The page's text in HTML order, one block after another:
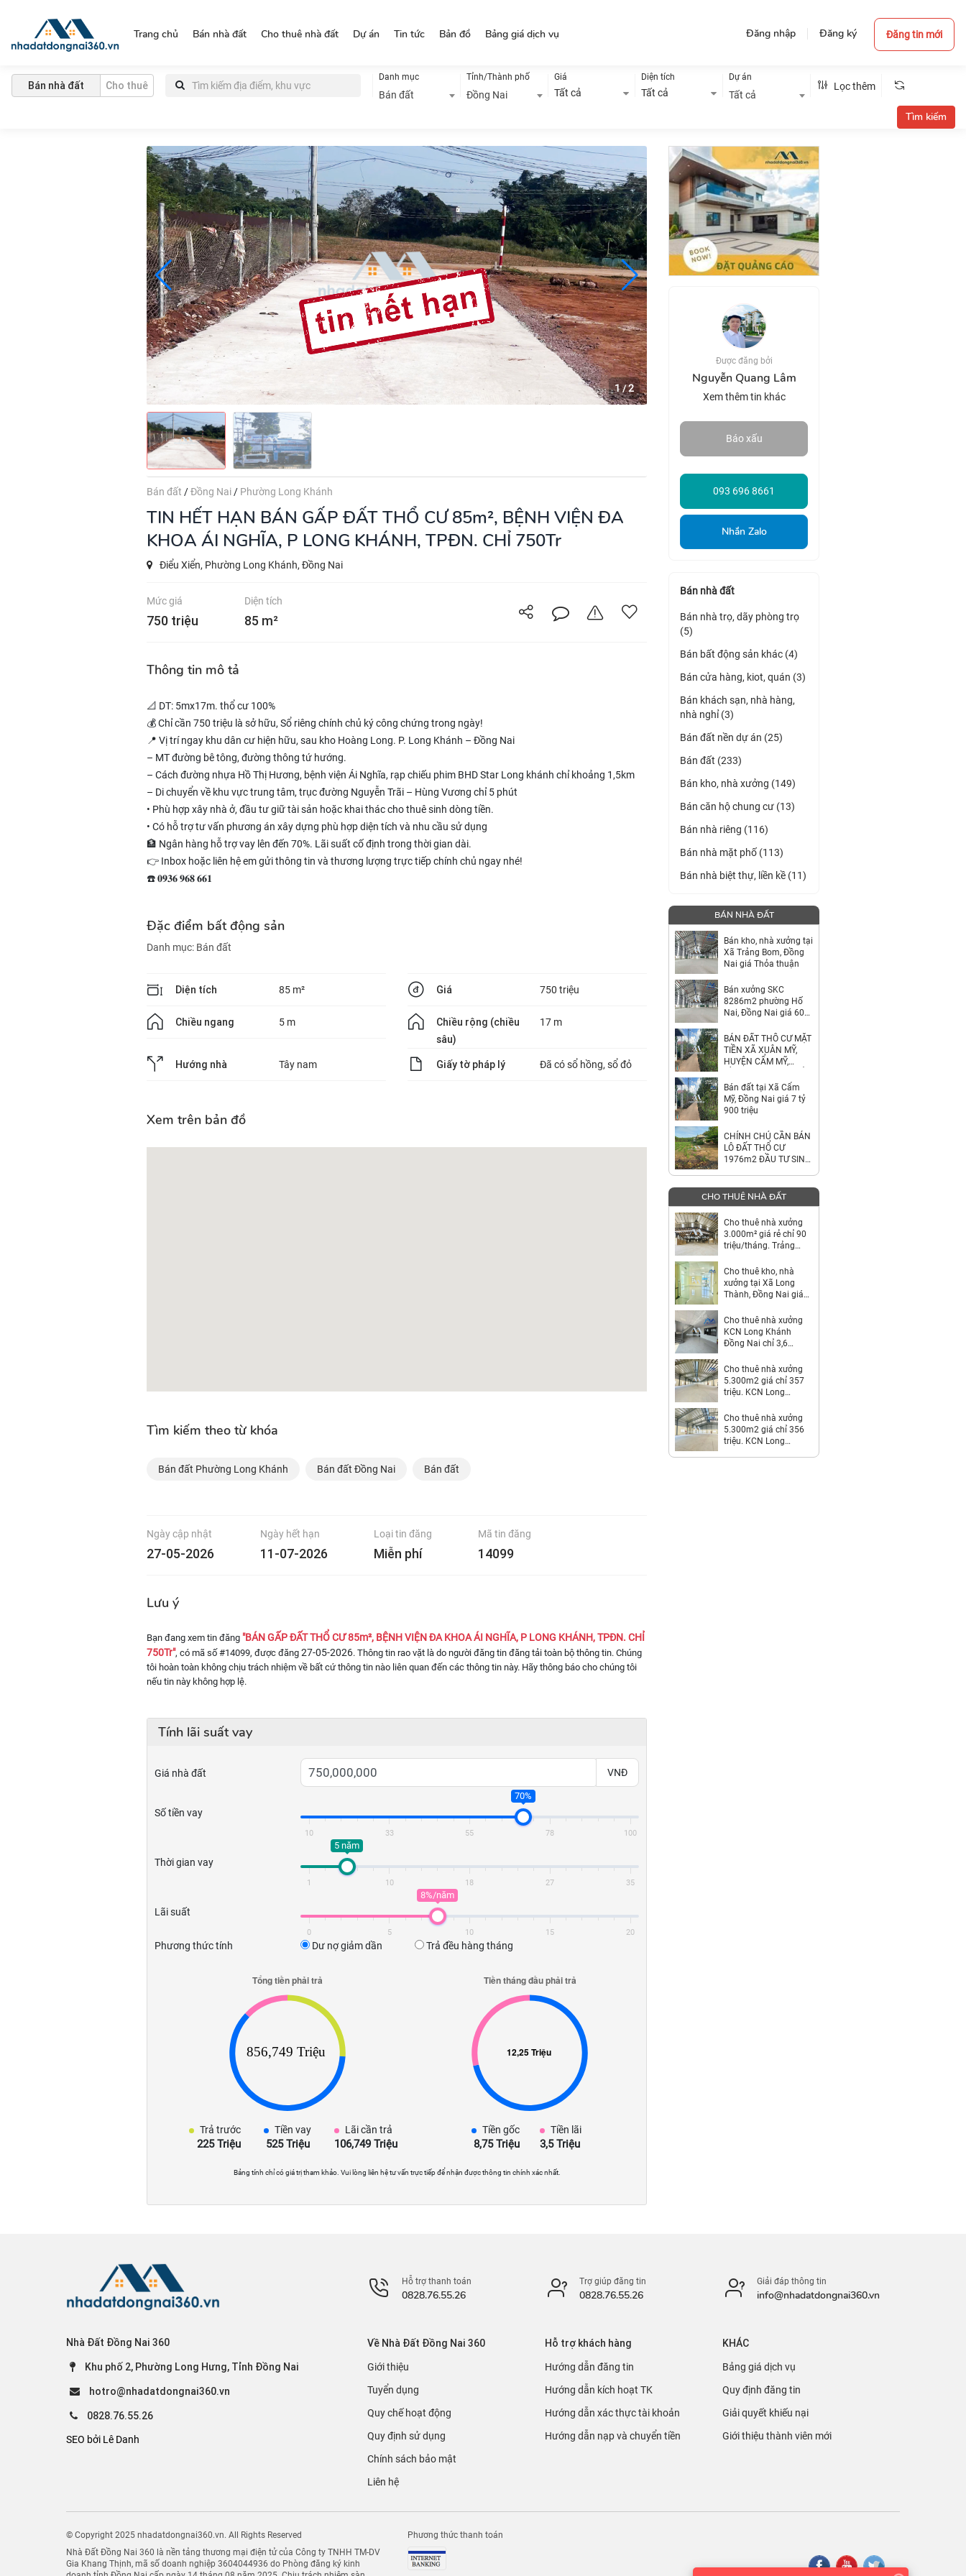
Đăng nhập Đăng ký Đăng tin mới
Trang chủ Bán nhà đất Cho thuê nhà đất Dự án Tin tức Bản đồ Bảng giá dịch vụ
Bán nhà đất Cho thuê
Danh mục
Bán đất
Tỉnh/Thành phố
Đồng Nai
Giá
Tất cả
Diện tích
Tất cả
Dự án
Tất cả
Lọc thêm
1/2
Bán đất /Đồng Nai / Phường Long Khánh
TIN HẾT HẠN BÁN GẤP ĐẤT THỔ CƯ 85m², BỆNH VIỆN ĐA
KHOA ÁI NGHĨA, P LONG KHÁNH, TPĐN. CHỈ 750Tr
Điểu Xiển, Phường Long Khánh, Đồng Nai
Mức giá
750 triệu
Diện tích
85 m²
Thông tin mô tả
📐 DT: 5mx17m. thổ cư 100%
💰 Chỉ cần 750 triệu là sở hữu, Sổ riêng chính chủ ký công chứng trong ngày!
📍 Vị trí ngay khu dân cư hiện hữu, sau kho Hoàng Long. P. Long Khánh – Đồng Nai
– MT đường bê tông, đường thông tứ hướng.
– Cách đường nhựa Hồ Thị Hương, bệnh viện Ái Nghĩa, rạp chiếu phim BHD Star Long khánh chỉ khoảng 1,5km
– Di chuyển về khu vực trung tâm, trục đường Nguyễn Trãi – Hùng Vương chỉ 5 phút
• Phù hợp xây nhà ở, đầu tư giữ tài sản hoặc khai thác cho thuê sinh dòng tiền.
• Có hỗ trợ tư vấn phương án xây dựng phù hợp diện tích và nhu cầu sử dụng
🏦 Ngân hàng hỗ trợ vay lên đến 70%. Lãi suất cố định trong thời gian dài.
👉 Inbox hoặc liên hệ em gửi thông tin và thương lượng trực tiếp chính chủ ngay nhé!
☎️ 𝟎𝟗𝟑𝟔 𝟗𝟔𝟖 𝟔𝟔𝟏
Đặc điểm bất động sản
Danh mục: Bán đất
Diện tích 85 m² Giá 750 triệu
Chiều ngang 5 m
Chiều rộng (chiều
sâu)
17 m
Hướng nhà Tây nam Giấy tờ pháp lý Đã có sổ hồng, sổ đỏ
Xem trên bản đồ
Tìm kiếm theo từ khóa
Bán đất Phường Long Khánh Bán đất Đồng Nai Bán đất
Ngày cập nhật
27-05-2026
Ngày hết hạn
11-07-2026
Loại tin đăng
Miễn phí
Mã tin đăng
14099
Lưu ý
Bạn đang xem tin đăng "BÁN GẤP ĐẤT THỔ CƯ 85m², BỆNH VIỆN ĐA KHOA ÁI NGHĨA, P LONG KHÁNH, TPĐN. CHỈ
750Tr", có mã số #14099, được đăng 27-05-2026. Thông tin rao vặt là do người đăng tin đăng tải toàn bộ thông tin. Chúng
tôi hoàn toàn không chịu trách nhiệm về bất cứ thông tin nào liên quan đến các thông tin này. Hãy thông báo cho chúng tôi
nếu tin này không hợp lệ.
Tính lãi suất vay
Giá nhà đất VNĐ
Số tiền vay
70%
10 33 55 78 100
Thời gian vay
5 năm
1 10 18 27 35
Lãi suất
8%/năm
0 5 10 15 20
Phương thức tính Dư nợ giảm dần Trả đều hàng tháng
Trả trước
225 Triệu
Tiền vay
525 Triệu
Lãi cần trả
106,749 Triệu
Tiền gốc
8,75 Triệu
Tiền lãi
3,5 Triệu
Bảng tính chỉ có giá trị tham khảo. Vui lòng liên hệ tư vấn trực tiếp để nhận được thông tin chính xác nhất.
Được đăng bởi
Nguyễn Quang Lâm
Xem thêm tin khác
Báo xấu
093 696 8661
Nhắn Zalo
Bán nhà đất
Bán nhà trọ, dãy phòng trọ
(5)
Bán bất động sản khác (4)
Bán cửa hàng, kiot, quán (3)
Bán khách sạn, nhà hàng,
nhà nghỉ (3)
Bán đất nền dự án (25)
Bán đất (233)
Bán kho, nhà xưởng (149)
Bán căn hộ chung cư (13)
Bán nhà riêng (116)
Bán nhà mặt phố (113)
Bán nhà biệt thự, liền kề (11)
BÁN NHÀ ĐẤT
Bán kho, nhà xưởng tại
Xã Trảng Bom, Đồng
Nai giá Thỏa thuận
Bán xưởng SKC
8286m2 phường Hố
Nai, Đồng Nai giá 60
BÁN ĐẤT THỔ CƯ MẶT
TIỀN XÃ XUÂN MỸ,
HUYỆN CẨM MỸ,
7,9 TỶ
Bán đất tại Xã Cẩm
Mỹ, Đồng Nai giá 7 tỷ
900 triệu
CHÍNH CHỦ CẦN BÁN
LÔ ĐẤT THỔ CƯ
1976m2 ĐẦU TƯ SINH
CHO THUÊ NHÀ ĐẤT
Cho thuê nhà xưởng
3.000m² giá rẻ chỉ 90
triệu/tháng. Trảng
Cho thuê kho, nhà
xưởng tại Xã Long
Thành, Đồng Nai giá
Cho thuê nhà xưởng
KCN Long Khánh
Đồng Nai chỉ 3,6
Cho thuê nhà xưởng
5.300m2 giá chỉ 357
triệu. KCN Long
Cho thuê nhà xưởng
5.300m2 giá chỉ 356
triệu. KCN Long
Nhà Đất Đồng Nai 360
Khu phố 2, Phường Long Hưng, Tỉnh Đồng Nai
hotro@nhadatdongnai360.vn
0828.76.55.26
SEO bởi Lê Danh
Hỗ trợ thanh toán
0828.76.55.26
Trợ giúp đăng tin
0828.76.55.26
Giải đáp thông tin
info@nhadatdongnai360.vn
Về Nhà Đất Đồng Nai 360
Giới thiệu
Tuyển dụng
Quy chế hoạt động
Quy định sử dụng
Chính sách bảo mật
Liên hệ
Hỗ trợ khách hàng
Hướng dẫn đăng tin
Hướng dẫn kích hoạt TK
Hướng dẫn xác thực tài khoản
Hướng dẫn nạp và chuyển tiền
KHÁC
Bảng giá dịch vụ
Quy định đăng tin
Giải quyết khiếu nại
Giới thiệu thành viên mới
© Copyright 2025 nhadatdongnai360.vn. All Rights Reserved
Nhà Đất Đồng Nai 360 là nền tảng thương mại điện tử của Công ty TNHH TM-DV
Gia Khang Thịnh, mã số doanh nghiệp 3604044936 do Phòng đăng ký kinh
Phương thức thanh toán